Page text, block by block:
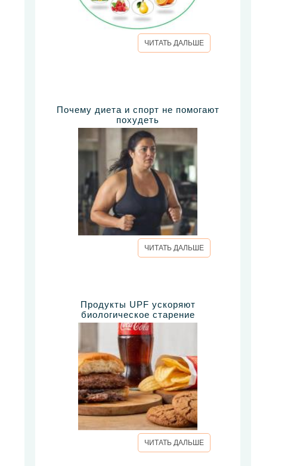
ЧИТАТЬ ДАЛЬШЕ
Почему диета и спорт не помогают
похудеть
ЧИТАТЬ ДАЛЬШЕ
Продукты UPF ускоряют
биологическое старение
ЧИТАТЬ ДАЛЬШЕ